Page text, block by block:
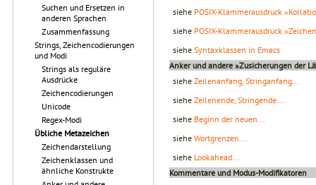
Suchen und Ersetzen in
anderen Sprachen
Zusammenfassung
Strings, Zeichencodierungen
und Modi
Strings als reguläre
Ausdrücke
Zeichencodierungen
Unicode
Regex-Modi
Übliche Metazeichen
Zeichendarstellung
Zeichenklassen und
ähnliche Konstrukte
siehe POSIX-Klammerausdruck
siehe POSIX-Klammerausdruck
siehe Syntaxklassen in Emacs
Anker und andere »Zusicherungen der
siehe Zeilenanfang, Stringanfang...
siehe Zeilenende, Stringende...
siehe Beginn der neuen...
siehe Wortgrenzen...
siehe Lookahead...
Kommentare und Modus-Modifikatoren